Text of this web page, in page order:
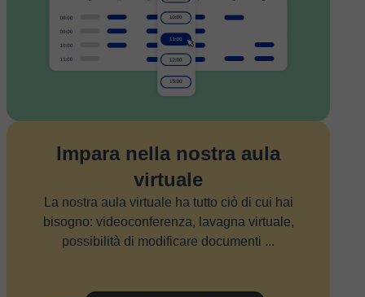
Impara nella nostra aula
virtuale
La nostra aula virtuale ha tutto ciò di cui hai
bisogno: videoconferenza, lavagna virtuale,
possibilità di modificare documenti ...